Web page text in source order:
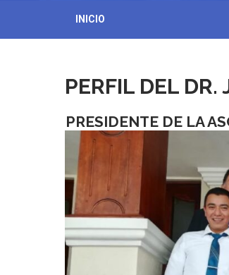
INICIO
PERFIL DEL DR.
PRESIDENTE DE LA